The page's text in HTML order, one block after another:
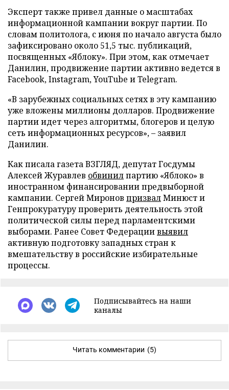
Эксперт также привел данные о масштабах
информационной кампании вокруг партии. По
словам политолога, с июня по начало августа было
зафиксировано около 51,5 тыс. публикаций,
посвященных «Яблоку». При этом, как отмечает
Данилин, продвижение партии активно ведется в
Facebook, Instagram, YouTube и Telegram.
«В зарубежных социальных сетях в эту кампанию
уже вложены миллионы долларов. Продвижение
партии идет через алгоритмы, блогеров и целую
сеть информационных ресурсов», – заявил
Данилин.
Как писала газета ВЗГЛЯД, депутат Госдумы
Алексей Журавлев обвинилпартию «Яблоко» в
иностранном финансировании предвыборной
кампании. Сергей Миронов призвалМинюст и
Генпрокуратуру проверить деятельность этой
политической силы перед парламентскими
выборами. Ранее Совет Федерациивыявил
активную подготовку западных стран к
вмешательству в российские избирательные
процессы.
Подписывайтесь на наши
каналы
Читать комментарии (5)